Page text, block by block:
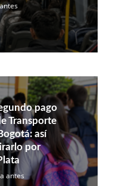
pago
Transporte
así
por
antes